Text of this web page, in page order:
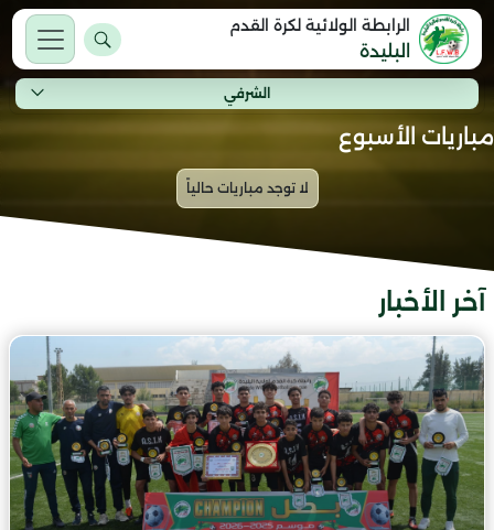
الرابطة الولائية لكرة القدم
البليدة
الشرفي
مباريات الأسبوع
آخر الأخبار